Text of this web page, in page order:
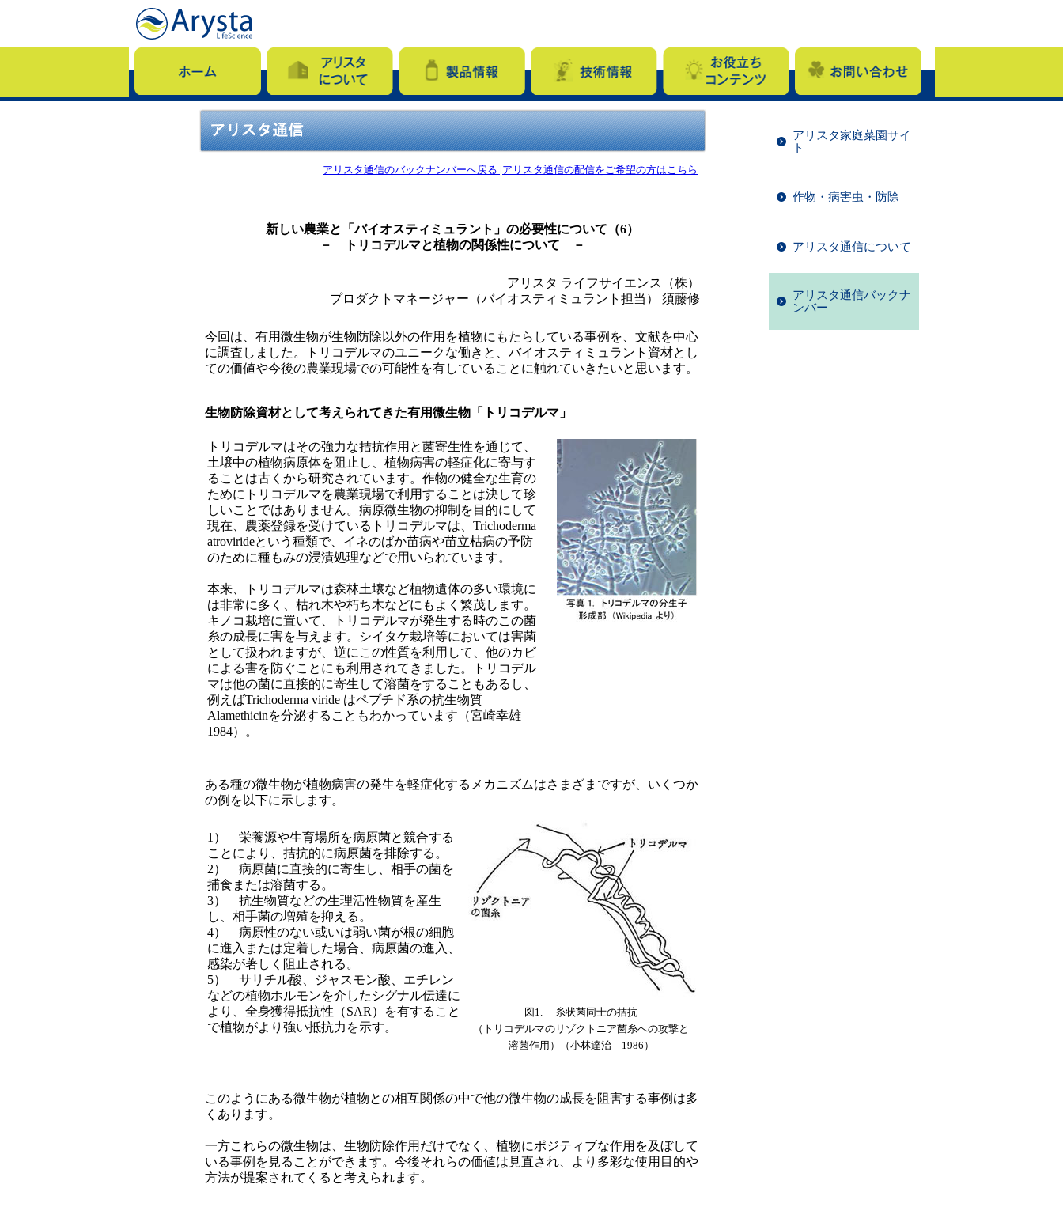
アリスタ通信のバックナンバーへ戻る |アリスタ通信の配信をご希望の方はこちら
新しい農業と「バイオスティミュラント」の必要性について（6）
－ トリコデルマと植物の関係性について －
アリスタ ライフサイエンス（株）
プロダクトマネージャー（バイオスティミュラント担当） 須藤修
今回は、有用微生物が生物防除以外の作用を植物にもたらしている事例を、文献を中心
に調査しました。トリコデルマのユニークな働きと、バイオスティミュラント資材とし
ての価値や今後の農業現場での可能性を有していることに触れていきたいと思います。
生物防除資材として考えられてきた有用微生物「トリコデルマ」
トリコデルマはその強力な拮抗作用と菌寄生性を通じて、
土壌中の植物病原体を阻止し、植物病害の軽症化に寄与す
ることは古くから研究されています。作物の健全な生育の
ためにトリコデルマを農業現場で利用することは決して珍
しいことではありません。病原微生物の抑制を目的にして
現在、農薬登録を受けているトリコデルマは、Trichoderma
atrovirideという種類で、イネのばか苗病や苗立枯病の予防
のために種もみの浸漬処理などで用いられています。
本来、トリコデルマは森林土壌など植物遺体の多い環境に
は非常に多く、枯れ木や朽ち木などにもよく繁茂します。
キノコ栽培に置いて、トリコデルマが発生する時のこの菌
糸の成長に害を与えます。シイタケ栽培等においては害菌
として扱われますが、逆にこの性質を利用して、他のカビ
による害を防ぐことにも利用されてきました。トリコデル
マは他の菌に直接的に寄生して溶菌をすることもあるし、
例えばTrichoderma viride はペプチド系の抗生物質
Alamethicinを分泌することもわかっています（宮崎幸雄
1984）。
ある種の微生物が植物病害の発生を軽症化するメカニズムはさまざまですが、いくつか
の例を以下に示します。
1） 栄養源や生育場所を病原菌と競合する
ことにより、拮抗的に病原菌を排除する。
2） 病原菌に直接的に寄生し、相手の菌を
捕食または溶菌する。
3） 抗生物質などの生理活性物質を産生
し、相手菌の増殖を抑える。
4） 病原性のない或いは弱い菌が根の細胞
に進入または定着した場合、病原菌の進入、
感染が著しく阻止される。
5） サリチル酸、ジャスモン酸、エチレン
などの植物ホルモンを介したシグナル伝達に
より、全身獲得抵抗性（SAR）を有すること
で植物がより強い抵抗力を示す。
図1. 糸状菌同士の拮抗
（トリコデルマのリゾクトニア菌糸への攻撃と
溶菌作用）（小林達治 1986）
このようにある微生物が植物との相互関係の中で他の微生物の成長を阻害する事例は多
くあります。
一方これらの微生物は、生物防除作用だけでなく、植物にポジティブな作用を及ぼして
いる事例を見ることができます。今後それらの価値は見直され、より多彩な使用目的や
方法が提案されてくると考えられます。
アリスタ家庭菜園サイ
ト
作物・病害虫・防除
アリスタ通信について
アリスタ通信バックナ
ンバー